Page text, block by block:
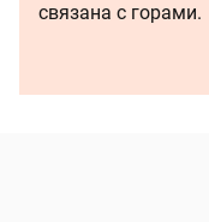
связана с горами.